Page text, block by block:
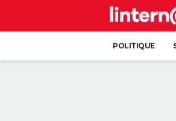
POLITIQUE